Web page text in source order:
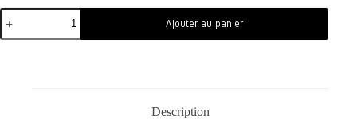
Ajouter au panier
Description